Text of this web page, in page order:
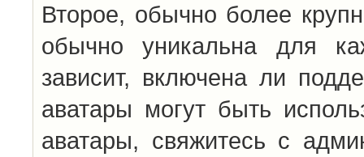
Второе, обычно более
обычно уникальна для
зависит, включена ли
аватары могут быть
аватары, свяжитесь с